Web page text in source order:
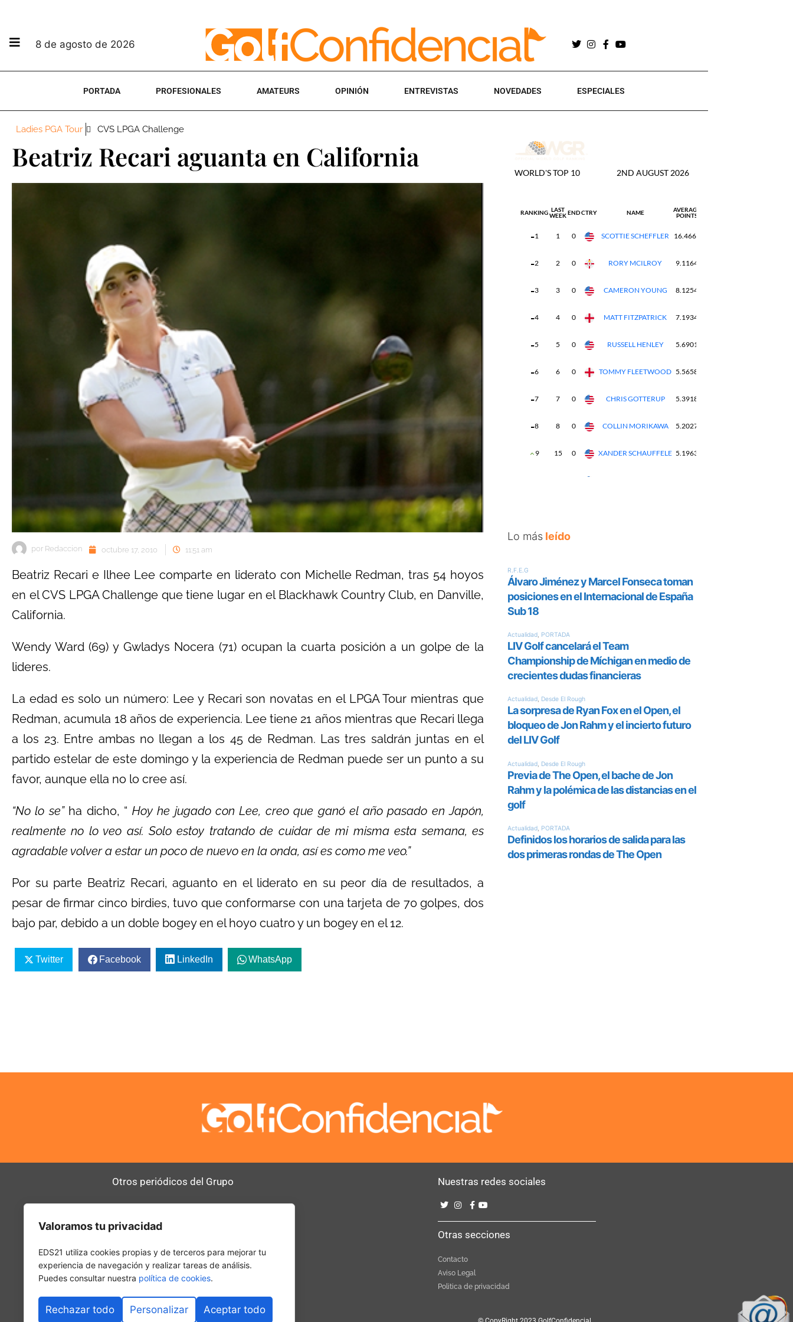
8 de agosto de 2026
PORTADA PROFESIONALES AMATEURS OPINIÓN ENTREVISTAS NOVEDADES ESPECIALES
Ladies PGA Tour CVS LPGA Challenge
Beatriz Recari aguanta en California
por Redaccion octubre 17, 2010 11:51 am
Beatriz Recari e Ilhee Lee comparte en liderato con Michelle Redman, tras 54 hoyos
en el CVS LPGA Challenge que tiene lugar en el Blackhawk Country Club, en Danville,
California.
Wendy Ward (69) y Gwladys Nocera (71) ocupan la cuarta posición a un golpe de la
lideres.
La edad es solo un número: Lee y Recari son novatas en el LPGA Tour mientras que
Redman, acumula 18 años de experiencia. Lee tiene 21 años mientras que Recari llega
a los 23. Entre ambas no llegan a los 45 de Redman. Las tres saldrán juntas en el
partido estelar de este domingo y la experiencia de Redman puede ser un punto a su
favor, aunque ella no lo cree así.
“No lo se”ha dicho, “ Hoy he jugado con Lee, creo que ganó el año pasado en Japón,
realmente no lo veo así. Solo estoy tratando de cuidar de mi misma esta semana, es
agradable volver a estar un poco de nuevo en la onda, así es como me veo.”
Por su parte Beatriz Recari, aguanto en el liderato en su peor día de resultados, a
pesar de firmar cinco birdies, tuvo que conformarse con una tarjeta de 70 golpes, dos
bajo par, debido a un doble bogey en el hoyo cuatro y un bogey en el 12.
Twitter Facebook LinkedIn WhatsApp
Lo más leído
Otros periódicos del Grupo
SerComercial
Nuestras redes sociales
Otras secciones
Contacto
Aviso Legal
Politica de privacidad
Valoramos tu privacidad
EDS21 utiliza cookies propias y de terceros para mejorar tu
experiencia de navegación y realizar tareas de análisis.
Puedes consultar nuestra política de cookies.
Rechazar todo Personalizar Aceptar todo